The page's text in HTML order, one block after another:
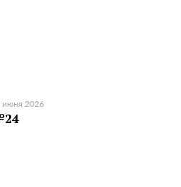
июня 2026